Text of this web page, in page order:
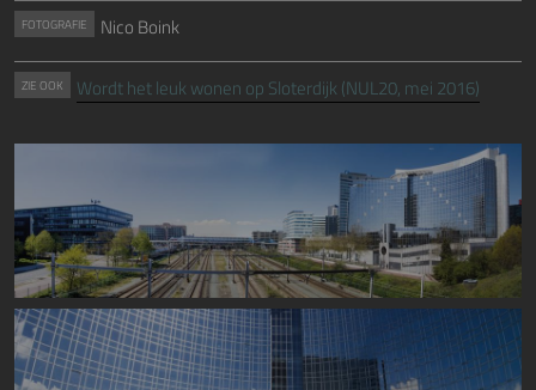
FOTOGRAFIE Nico Boink
ZIE OOK Wordt het leuk wonen op Sloterdijk (NUL20, mei 2016)
Image